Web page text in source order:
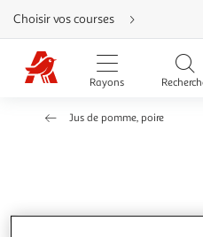
Aller
directement
au
contenu
Aller
directement
Aller
Choisir vos courses
Rayons
Jus de pomme, poire